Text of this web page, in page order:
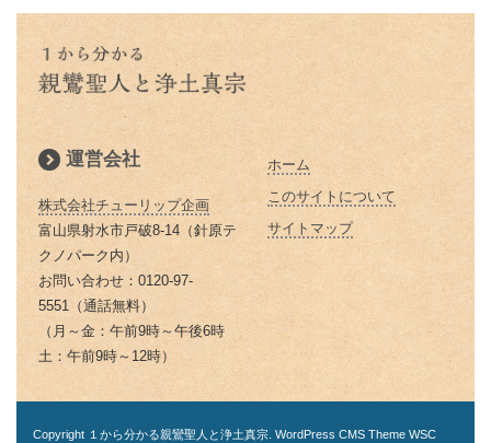
土真宗だけが精進料理がないのは
どうしてか？
本当の往生とは 仏教で教えられ
る往生
除夜の鐘はなぜ１０８回つくので
しょうか？
お釈迦さまの説かれた「お経」
「経典」「仏典」とは
「ありがとう」の語源は仏教にあ
る？｜「ありがとう」は仏教の
「有り難し」から
お釈迦さまの「天上天下唯我独
誓い 失敗した時の大事な心がけ
お釈迦様物語 私にとって本当に
大切なものは何か気づかせる三人
の妻の話
お釈迦様物語 ９９人殺した殺人
鬼オークツマラへの巧みなお釈迦
様のお導き
お釈迦様物語 お釈迦様はどんな
女性を美しいと仰るか
お釈迦様物語 愚かな男はだれ
か お金・時間の天引きの勧め
お釈迦様物語｜雪山童子と羅刹｜
親鸞聖人と山伏・弁円の仏縁３
親鸞聖人と山伏・弁円の仏縁２
親鸞聖人と山伏・弁円の仏縁１
親鸞聖人の主著『教行信証』 ５
２歳頃完成される
親鸞聖人の田植え歌
親鸞聖人関東布教・日野左衛門の
済度（４）
親鸞聖人関東布教・日野左衛門の
済度（３）
親鸞聖人関東布教・日野左衛門の
された
親鸞聖人の主著、国宝『教行信
証』
倶会一処とは 一蓮托生の意味
蓮如上人の「白骨の章」
浄土真宗では位牌はどうすればい
いの？
浄土真宗の葬式・法事とは
なぜ線香をお供えするのですか？
浄土真宗の墓参りの意義
灯明（とうみょう）・仏花（ぶっ
か）の意味
数珠・念珠の意味
運営会社
株式会社チューリップ企画
富山県射水市戸破8-14（針原テ
クノパーク内）
お問い合わせ：0120-97-
5551（通話無料）
（月～金：午前9時～午後6時
土：午前9時～12時）
ホーム
このサイトについて
サイトマップ
Copyright １から分かる親鸞聖人と浄土真宗. WordPress CMS Theme WSC